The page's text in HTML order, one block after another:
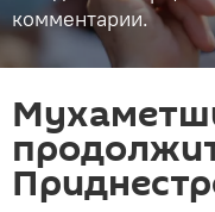
комментарии.